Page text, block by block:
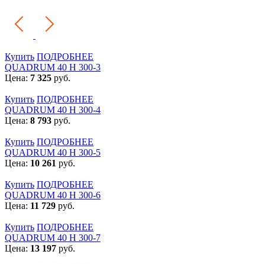
Купить ПОДРОБНЕЕ
QUADRUM 40 H 300-3
Цена: 7 325 руб.
Купить ПОДРОБНЕЕ
QUADRUM 40 H 300-4
Цена: 8 793 руб.
Купить ПОДРОБНЕЕ
QUADRUM 40 H 300-5
Цена: 10 261 руб.
Купить ПОДРОБНЕЕ
QUADRUM 40 H 300-6
Цена: 11 729 руб.
Купить ПОДРОБНЕЕ
QUADRUM 40 H 300-7
Цена: 13 197 руб.